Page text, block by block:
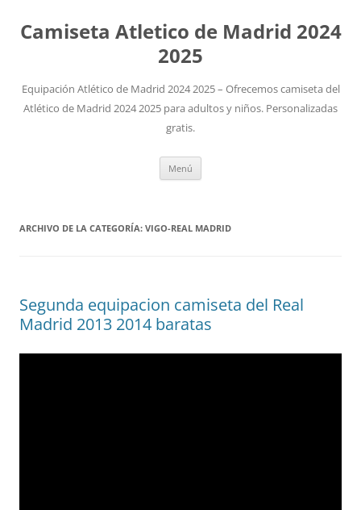
Camiseta Atletico de Madrid 2024
2025
Equipación Atlético de Madrid 2024 2025 – Ofrecemos camiseta del
Atlético de Madrid 2024 2025 para adultos y niños. Personalizadas
gratis.
Menú
ARCHIVO DE LA CATEGORÍA: VIGO-REAL MADRID
Segunda equipacion camiseta del Real
Madrid 2013 2014 baratas